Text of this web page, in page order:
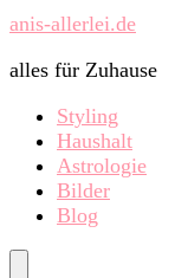
anis-allerlei.de
alles für Zuhause
Styling
Haushalt
Astrologie
Bilder
Blog